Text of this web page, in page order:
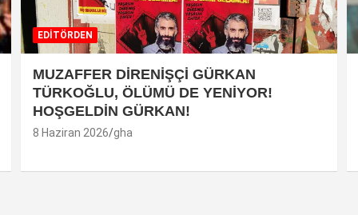
EDİTÖRDEN
MUZAFFER DİRENİŞÇİ GÜRKAN
TÜRKOĞLU, ÖLÜMÜ DE YENİYOR!
HOŞGELDİN GÜRKAN!
8 Haziran 2026 gha